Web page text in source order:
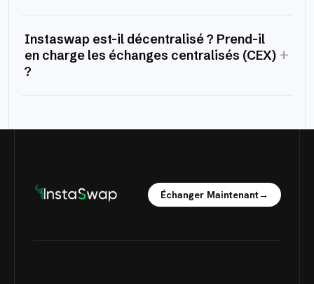
Instaswap est-il décentralisé ? Prend-il
en charge les échanges centralisés (CEX)
?
+
Échanger Maintenant→